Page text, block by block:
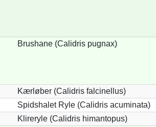
Brushane (Calidris pugnax)
Kærløber (Calidris falcinellus)
Spidshalet Ryle (Calidris acuminata)
Klireryle (Calidris himantopus)